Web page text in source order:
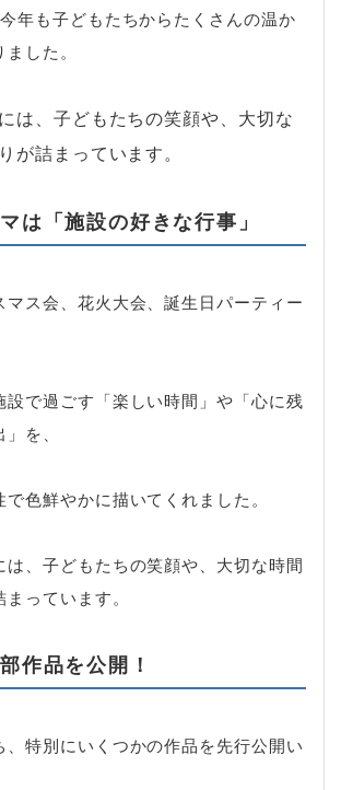
年も子どもたちからたくさんの温か
した。
は、子どもたちの笑顔や、大切な
が詰まっています。
は「施設の好きな行事」
マス会、花火大会、誕生日パーティー
設で過ごす「楽しい時間」や「心に残
を、
色鮮やかに描いてくれました。
は、子どもたちの笑顔や、大切な時間
っています。
作品を公開！
、特別にいくつかの作品を先行公開い